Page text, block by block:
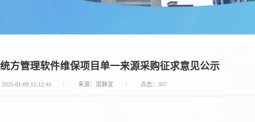
方管理软件维保项目单一来源采购征求意见公示
01-09 11:12:41 来源：周静宜 点击：357